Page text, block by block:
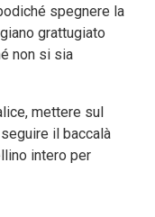
spegnere la
grattugiato
non si sia
mettere sul
il baccalà
intero per